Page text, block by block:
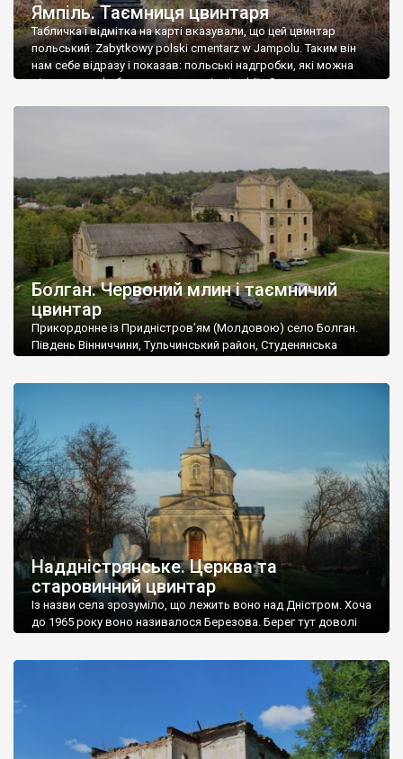
Ямпіль. Таємниця цвинтаря
Табличка і відмітка на карті вказували, що цей цвинтар
польський. Zabytkowy polski cmentarz w Jampolu. Таким він
нам себе відразу і показав: польські надгробки, які можна
віднести до фабричних, польські епітафії… Загалом цвинтар
Болган. Червоний млин і таємничий
цвинтар
Прикордонне із Придністров’ям (Молдовою) село Болган.
Південь Вінниччини, Тульчинський район, Студенянська
старовинний цвинтар із кам’яними хрестами. Всі епітафії, які
збереглися, написані кирилицею, церковнослов’янською
мовою. За всіма традиційними ознаками – цвинтар
український. Хрести датуються 19 століттям. У 1924-1940
роках Болган […]
Наддністрянське. Церква та
старовинний цвинтар
Із назви села зрозуміло, що лежить воно над Дністром. Хоча
до 1965 року воно називалося Березова. Берег тут доволі
Наддністрянське відрізняється від більшості навколишніх
сіл. У селі є мурована Михайлівська церква. Точної дати […]